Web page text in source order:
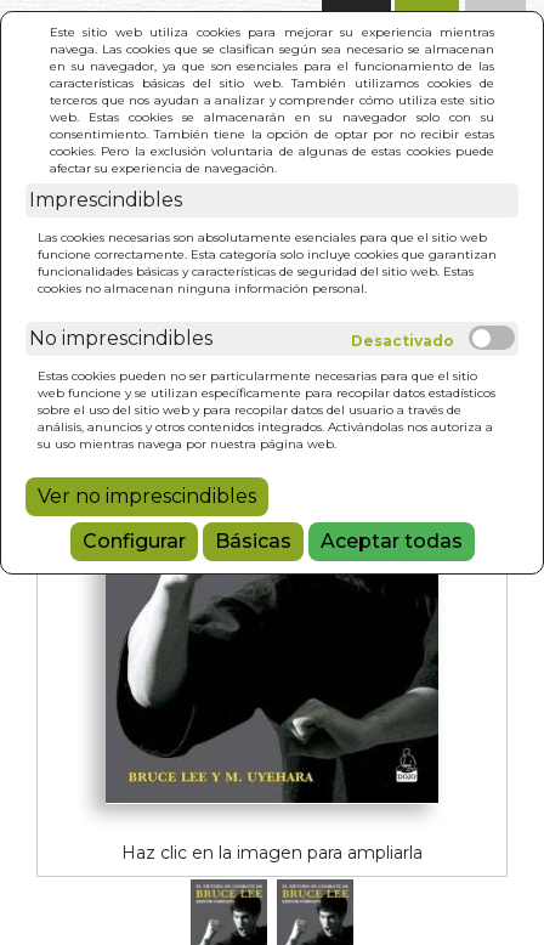
Este sitio web utiliza cookies para mejorar su experiencia mientras
navega. Las cookies que se clasifican según sea necesario se almacenan
en su navegador, ya que son esenciales para el funcionamiento de las
características básicas del sitio web. También utilizamos cookies de
terceros que nos ayudan a analizar y comprender cómo utiliza este sitio
web. Estas cookies se almacenarán en su navegador solo con su
consentimiento. También tiene la opción de optar por no recibir estas
cookies. Pero la exclusión voluntaria de algunas de estas cookies puede
afectar su experiencia de navegación.
Imprescindibles
Las cookies necesarias son absolutamente esenciales para que el sitio web
funcione correctamente. Esta categoría solo incluye cookies que garantizan
funcionalidades básicas y características de seguridad del sitio web. Estas
cookies no almacenan ninguna información personal.
No imprescindibles
Estas cookies pueden no ser particularmente necesarias para que el sitio
web funcione y se utilizan específicamente para recopilar datos estadísticos
sobre el uso del sitio web y para recopilar datos del usuario a través de
análisis, anuncios y otros contenidos integrados. Activándolas nos autoriza a
su uso mientras navega por nuestra página web.
Ver no imprescindibles
Configurar
Básicas Aceptar todas
INICIO >
EDIC COMPLETA
Haz clic en la imagen para ampliarla